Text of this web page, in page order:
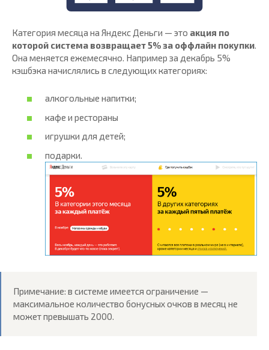
Категория месяца на Яндекс Деньги — это акция по
которой система возвращает 5% за оффлайн покупки.
Она меняется ежемесячно. Например за декабрь 5%
кэшбэка начислялись в следующих категориях:
алкогольные напитки;
кафе и рестораны
игрушки для детей;
подарки.
Примечание: в системе имеется ограничение —
максимальное количество бонусных очков в месяц не
может превышать 2000.